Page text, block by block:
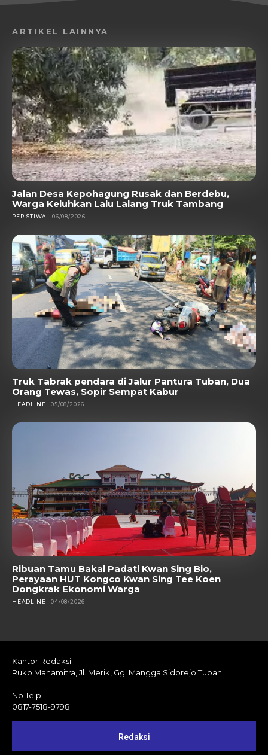
ARTIKEL LAINNYA
Jalan Desa Kepohagung Rusak dan Berdebu,
Warga Keluhkan Lalu Lalang Truk Tambang
PERISTIWA 06/08/2026
Truk Tabrak pendara di Jalur Pantura Tuban, Dua
Orang Tewas, Sopir Sempat Kabur
HEADLINE 05/08/2026
Ribuan Tamu Bakal Padati Kwan Sing Bio,
Perayaan HUT Kongco Kwan Sing Tee Koen
Dongkrak Ekonomi Warga
HEADLINE 04/08/2026
Kantor Redaksi:
Ruko Mahamitra, Jl. Merik, Gg. Mangga Sidorejo Tuban
No Telp:
0817-7518-9798
Redaksi